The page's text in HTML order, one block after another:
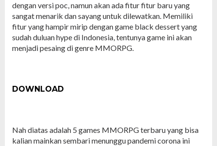
dengan versi poc, namun akan ada fitur fitur baru yang
sangat menarik dan sayang untuk dilewatkan. Memiliki
fitur yang hampir mirip dengan game black dessert yang
sudah duluan hype di Indonesia, tentunya game ini akan
menjadi pesaing di genre MMORPG.
DOWNLOAD
Nah diatas adalah 5 games MMORPG terbaru yang bisa
kalian mainkan sembari menunggu pandemi corona ini